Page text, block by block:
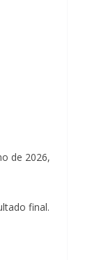
de 2026,
final.